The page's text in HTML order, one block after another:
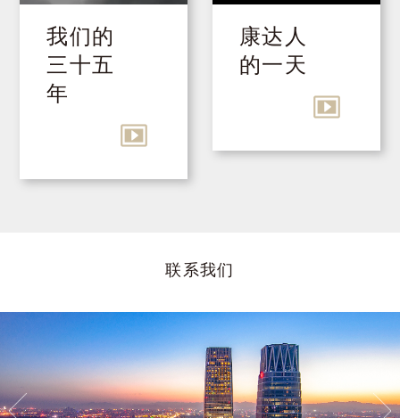
康达三十年感言
对律师专业化建设的探索——组建北京部（证券部）
康达独特的文化建设
初到康达的日子
展总公司报到。总公司那时在北三环的北京
出版社顶层办公，很是简陋。我还记得报到
时总公司正在开联欢会，见到的第一位领导
是总公司副总裁周传典。他是原冶金部副部
长，跟我谈了些三线攀枝花建设往事，令人
起敬。后来又见到了总公司董事长原冶金部
一样发点实物福利。我刚到时的春节，公司
是“初见成效”。
经阅读国务院批准中国康华发展总公司成立
的文件和同事们介绍情况，包括邓朴方把我
我们的
三十五
年
康达人
的一天
联系我们